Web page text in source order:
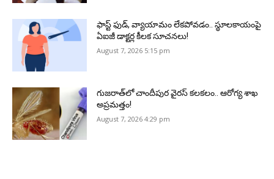
ఫాస్ట్ ఫుడ్, వ్యాయామం లేకపోవడం.. స్థూలకాయంపై
ఏఐజీ డాక్టర్ల కీలక సూచనలు!
August 7, 2026 5:15 pm
గుజరాత్‌లో చాందీపుర వైరస్ కలకలం.. ఆరోగ్య శాఖ
అప్రమత్తం!
August 7, 2026 4:29 pm